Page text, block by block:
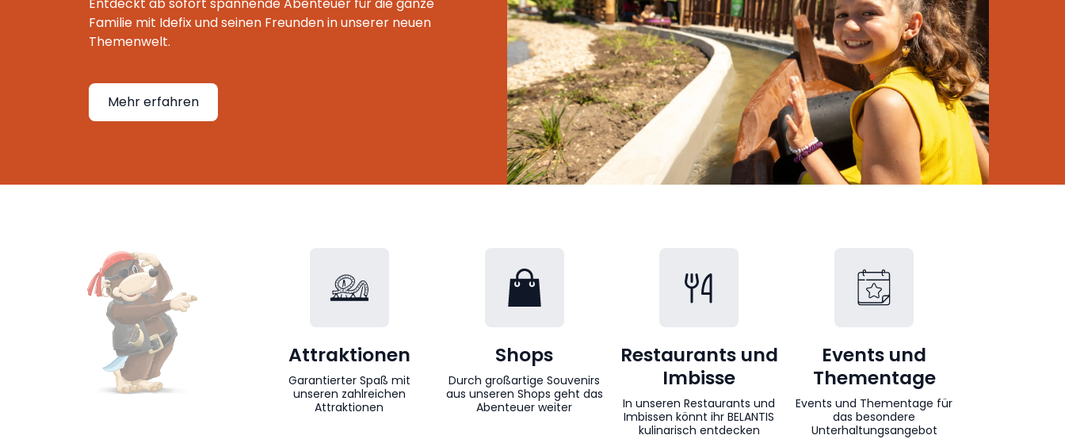
Familie mit Idefix und seinen Freunden in unserer neuen
Themenwelt.
Mehr erfahren
Attraktionen
Garantierter Spaß mit
unseren zahlreichen
Attraktionen
Shops
Durch großartige Souvenirs
aus unseren Shops geht das
Abenteuer weiter
Restaurants und
Imbisse
In unseren Restaurants und
Imbissen könnt ihr BELANTIS
kulinarisch entdecken
Events und
Thementage
Events und Thementage für
das besondere
Unterhaltungsangebot